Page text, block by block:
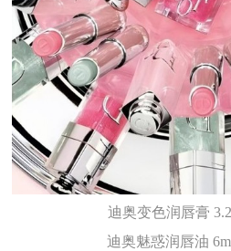
迪奥变色润唇膏
迪奥魅惑润唇油